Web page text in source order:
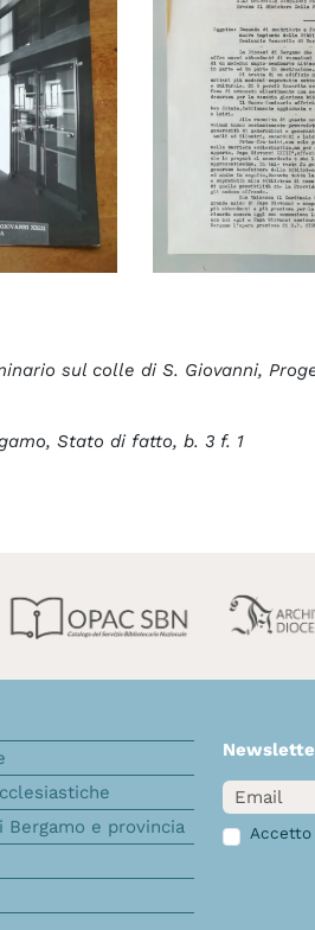
sul colle di S. Giovanni,
Stato di fatto, b. 3 f. 1
Bergamo e provincia
Email
Accetto